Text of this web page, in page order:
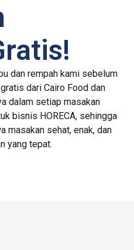
dan rempah kami sebelum
dari Cairo Food dan
dalam setiap masakan
bisnis HORECA, sehingga
masakan sehat, enak, dan
yang tepat.